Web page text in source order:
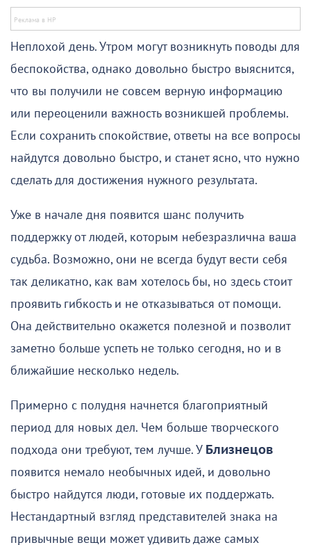
Неплохой день. Утром могут возникнуть поводы для
беспокойства, однако довольно быстро выяснится,
что вы получили не совсем верную информацию
или переоценили важность возникшей проблемы.
Если сохранить спокойствие, ответы на все вопросы
найдутся довольно быстро, и станет ясно, что нужно
сделать для достижения нужного результата.
Уже в начале дня появится шанс получить
поддержку от людей, которым небезразлична ваша
судьба. Возможно, они не всегда будут вести себя
так деликатно, как вам хотелось бы, но здесь стоит
проявить гибкость и не отказываться от помощи.
Она действительно окажется полезной и позволит
заметно больше успеть не только сегодня, но и в
ближайшие несколько недель.
Примерно с полудня начнется благоприятный
период для новых дел. Чем больше творческого
подхода они требуют, тем лучше. У Близнецов
появится немало необычных идей, и довольно
быстро найдутся люди, готовые их поддержать.
Нестандартный взгляд представителей знака на
привычные вещи может удивить даже самых